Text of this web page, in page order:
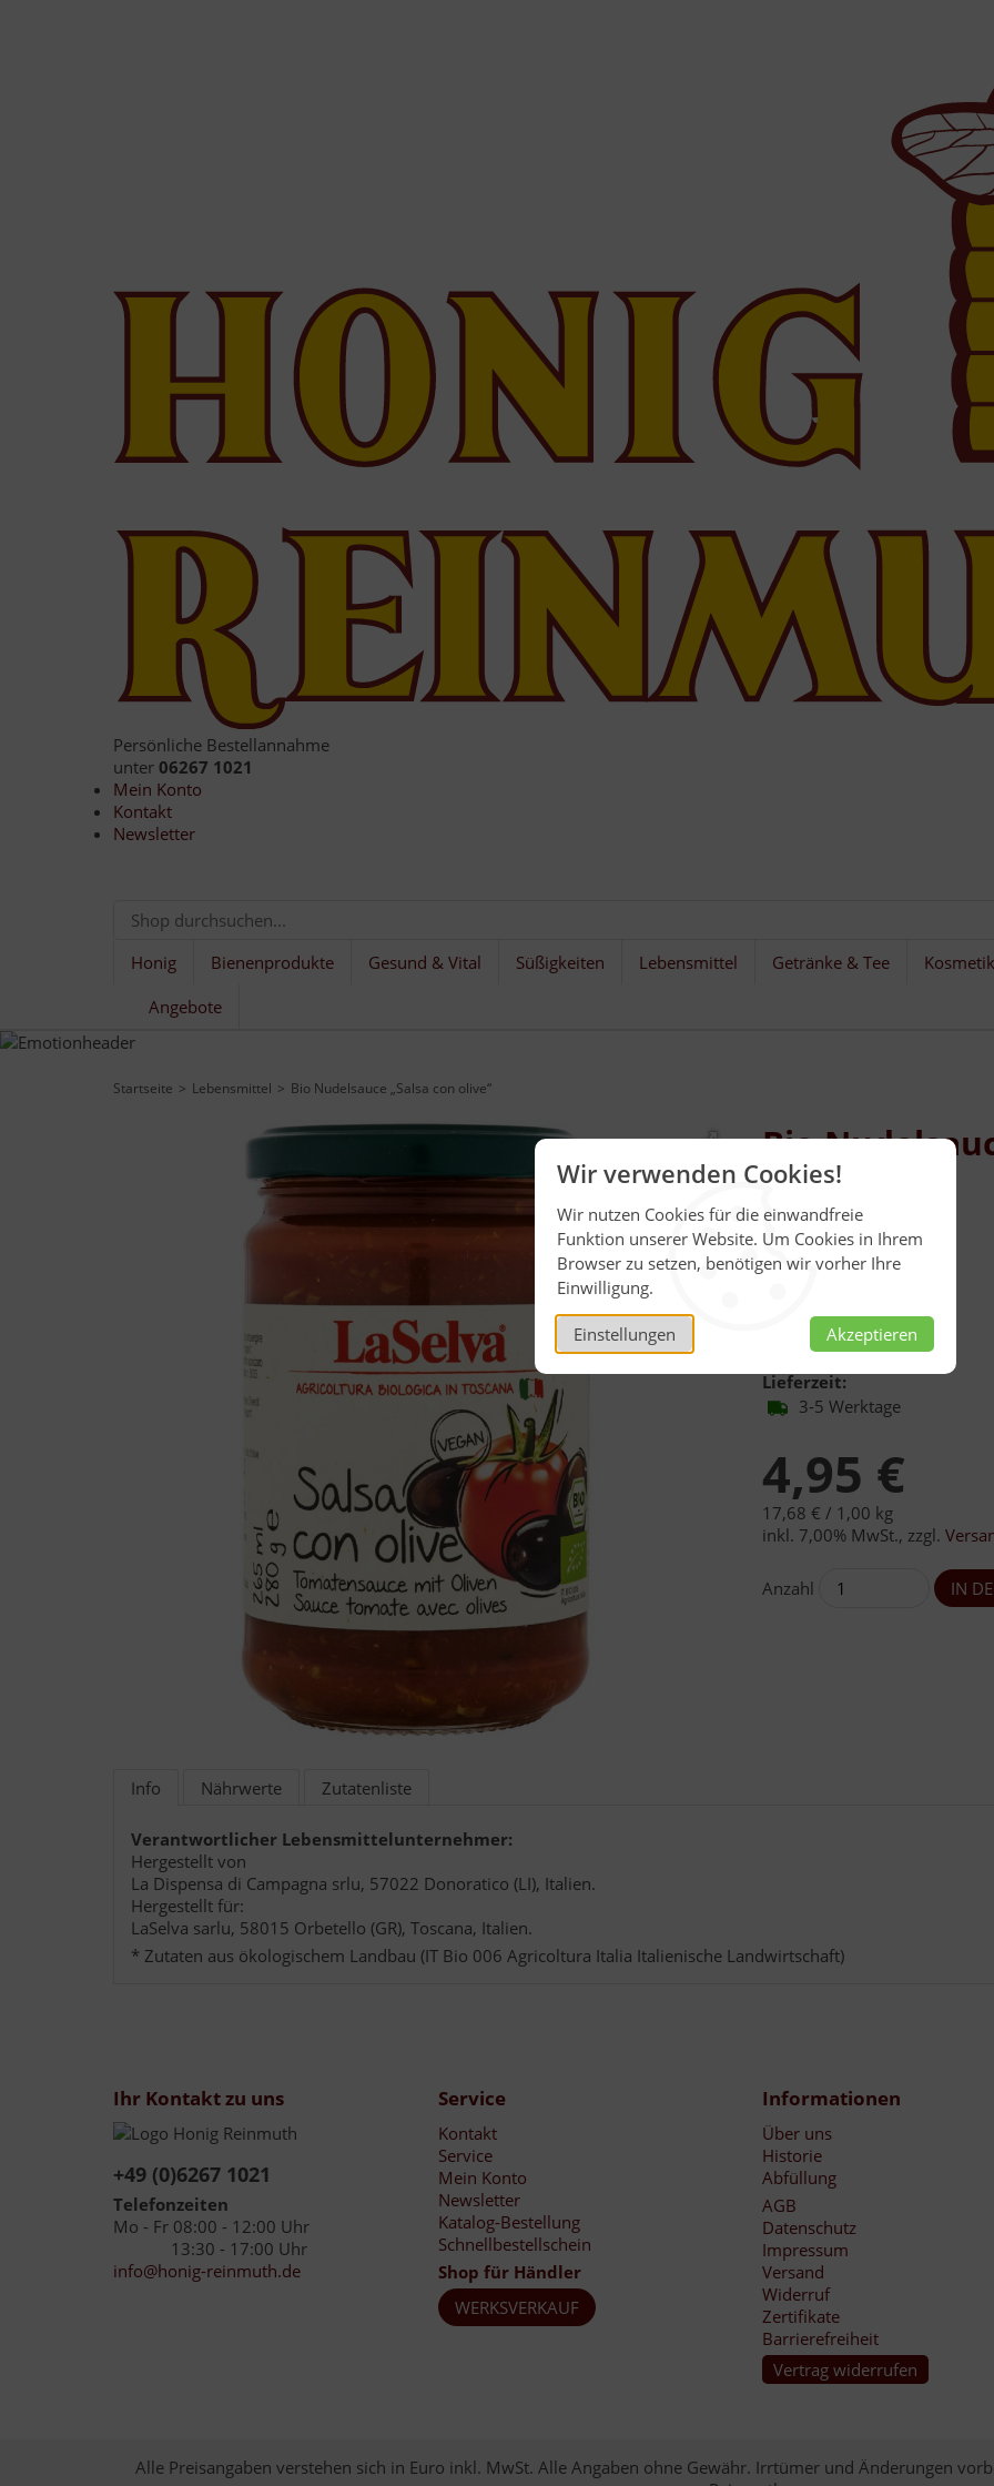
Wir verwenden Cookies!
Wir nutzen Cookies für die einwandfreie
Funktion unserer Website. Um Cookies in Ihrem
Browser zu setzen, benötigen wir vorher Ihre
Einwilligung.
Einstellungen Akzeptieren
Persönliche Bestellannahme
unter 06267 1021
Mein Konto
Kontakt
Newsletter
Honig Bienenprodukte Gesund & Vital Süßigkeiten Lebensmittel Getränke & Tee Kosmetik
Angebote
Startseite Lebensmittel Bio Nudelsauce „Salsa con olive“
Bio
Inhalt:280 g
Menge:
Verfügbarkeit:
Auf Lager
Lieferzeit:
3-5 Werktage
4,95 €
17,68 € / 1,00 kg
inkl. 7,00% MwSt., zzgl.
Anzahl
Info Nährwerte Zutatenliste
Verantwortlicher Lebensmittelunternehmer:
Hergestellt von
La Dispensa di Campagna srlu, 57022 Donoratico (LI), Italien.
Hergestellt für:
LaSelva sarlu, 58015 Orbetello (GR), Toscana, Italien.
* Zutaten aus ökologischem Landbau (IT Bio 006 Agricoltura Italia Italienische Landwirtschaft)
Ihr Kontakt zu uns
+49 (0)6267 1021
Telefonzeiten
Mo - Fr 08:00 - 12:00 Uhr
13:30 - 17:00 Uhr
info@honig-reinmuth.de
Service
Kontakt
Service
Mein Konto
Newsletter
Katalog-Bestellung
Schnellbestellschein
Shop für Händler
WERKSVERKAUF
Informationen
Über uns
Historie
Abfüllung
AGB
Datenschutz
Impressum
Versand
Widerruf
Zertifikate
Barrierefreiheit
Vertrag widerrufen
Alle Preisangaben verstehen sich in Euro inkl. MwSt. Alle Angaben ohne Gewähr. Irrtümer und Änderungen